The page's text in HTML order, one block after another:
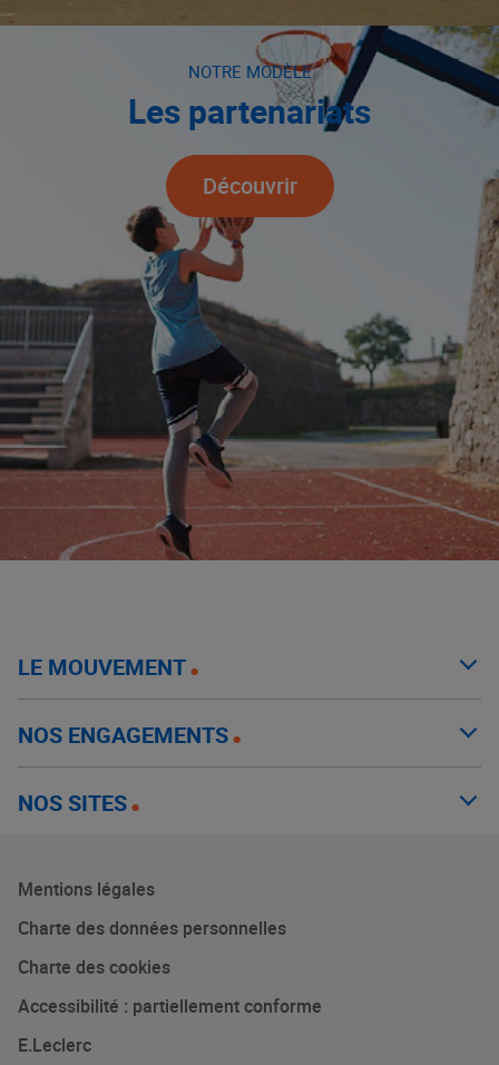
NOTRE MODÈLE
Les partenariats
Découvrir
LE MOUVEMENT
NOS ENGAGEMENTS
NOS SITES
Mentions légales
Charte des données personnelles
Charte des cookies
Accessibilité : partiellement conforme
E.Leclerc